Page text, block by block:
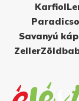
Karfiol
Savanyú
Zeller